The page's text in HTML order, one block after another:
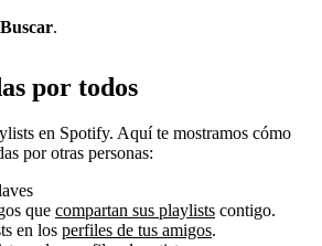
Buscar.
por todos
en Spotify. Aquí te mostramos cómo
por otras personas:
que compartan sus playlists contigo.
en los perfiles de tus amigos.